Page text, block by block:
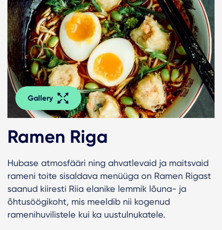
Gallery
Ramen Riga
Hubase atmosfääri ning ahvatlevaid ja maitsvaid
rameni toite sisaldava menüüga on Ramen Rigast
saanud kiiresti Riia elanike lemmik lõuna- ja
õhtusöögikoht, mis meeldib nii kogenud
ramenihuvilistele kui ka uustulnukatele.